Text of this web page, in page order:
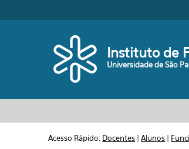
Instituto de
Universidade de São
Acesso Rápido: Docentes |Alunos |